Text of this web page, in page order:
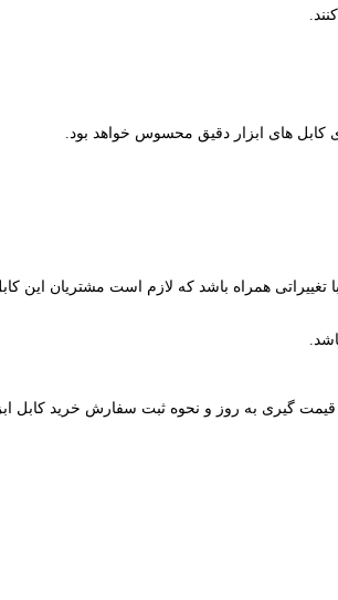
کابل های ابزار دقیق محسوس خواهد بود.
همراه باشد که لازم است مشتریان این
گیری به روز و نحوه ثبت سفارش خرید کابل